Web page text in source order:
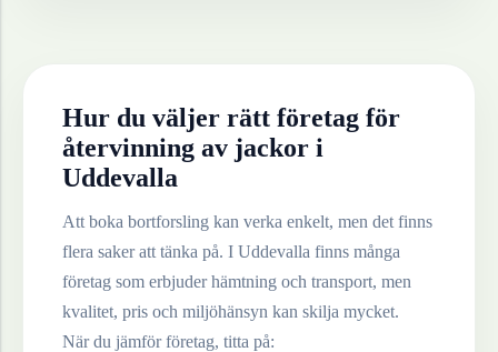
Hur du väljer rätt företag för
återvinning av jackor i
Uddevalla
Att boka bortforsling kan verka enkelt, men det finns
flera saker att tänka på. I Uddevalla finns många
företag som erbjuder hämtning och transport, men
kvalitet, pris och miljöhänsyn kan skilja mycket.
När du jämför företag, titta på: